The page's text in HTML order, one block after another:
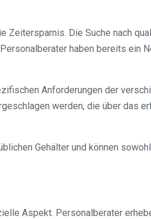
Die Suche nach
haben bereits ein
Anforderungen der
werden, die über das
Gehälter und können
Aspekt. Personalberater